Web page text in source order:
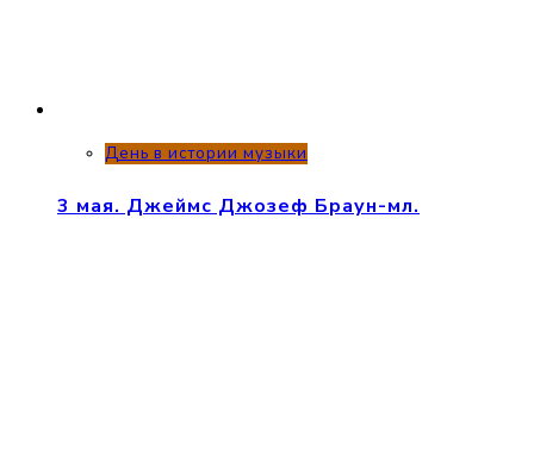
День в истории музыки
3 мая. Джеймс Джозеф Браун-мл.